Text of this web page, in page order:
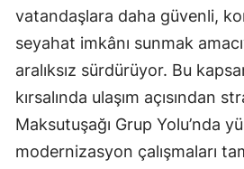
vatandaşlara daha güvenli,
seyahat imkânı sunmak
aralıksız sürdürüyor. Bu
kırsalında ulaşım açısından
Maksutuşağı Grup Yolu’nda
modernizasyon çalışmaları